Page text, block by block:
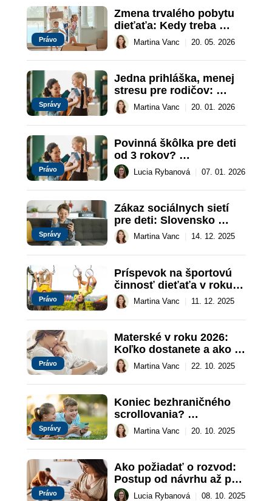
Právo
Zmena trvalého pobytu
dieťaťa: Kedy treba
súhlas druhého rodiča?
Martina Vanc 20. 05. 2026
Správy
Jedna prihláška, menej
stresu pre rodičov:
ePrihlášky menia
prijímanie detí do škôl
Martina Vanc 20. 01. 2026
Právo
Povinná škôlka pre deti
od 3 rokov?
Predprimárne
vzdelávanie prejde
zmenou
Lucia Rybanová 07. 01. 2026
Správy
Zákaz sociálnych sietí
pre deti: Slovensko
pripravuje nový zákon
Martina Vanc 14. 12. 2025
Právo
Príspevok na športovú
činnosť dieťaťa v roku
2026Martina Vanc 11. 12. 2025
Právo
Materské v roku 2026:
Koľko dostanete a ako
ho získať?
Martina Vanc 22. 10. 2025
Správy
Koniec bezhraničného
scrollovania?
Europarlament chce
deťom zakázať sociálne
siete
Martina Vanc 20. 10. 2025
Právo
Ako požiadať o rozvod:
Postup od návrhu až po
nové priezvisko
Lucia Rybanová 08. 10. 2025